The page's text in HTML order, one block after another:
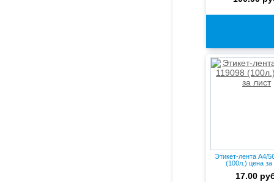
Этикет-лента А4/
(100л.) цена за
17.00